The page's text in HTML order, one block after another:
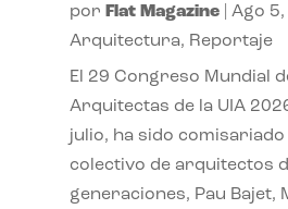
por Flat Magazine| Ago
Arquitectura, Reportaje
El 29 Congreso Mundial
Arquitectas de la UIA
julio, ha sido
colectivo de arquitectos
generaciones, Pau Bajet,